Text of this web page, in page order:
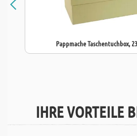
Pappmache Taschentuchbox,
IHRE VORTEILE